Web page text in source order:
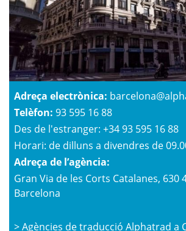
Adreça electrònica:
Telèfon: 93 595 16 88
Des de l'estranger: +34 93 595 16 88
Horari: de dilluns a divendres de
Adreça de l’agència:
Gran Via de les Corts Catalanes, 630
Barcelona
>Agències de traducció Alphatrad a